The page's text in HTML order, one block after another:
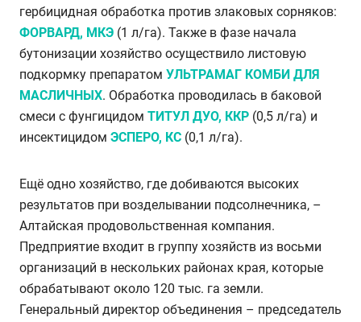
гербицидная обработка против злаковых сорняков:
ФОРВАРД, МКЭ (1 л/га). Также в фазе начала
бутонизации хозяйство осуществило листовую
подкормку препаратом УЛЬТРАМАГ КОМБИ ДЛЯ
МАСЛИЧНЫХ. Обработка проводилась в баковой
смеси с фунгицидом ТИТУЛ ДУО, ККР (0,5 л/га) и
инсектицидом ЭСПЕРО, КС (0,1 л/га).
Ещё одно хозяйство, где добиваются высоких
результатов при возделывании подсолнечника, –
Алтайская продовольственная компания.
Предприятие входит в группу хозяйств из восьми
организаций в нескольких районах края, которые
обрабатывают около 120 тыс. га земли.
Генеральный директор объединения – председатель